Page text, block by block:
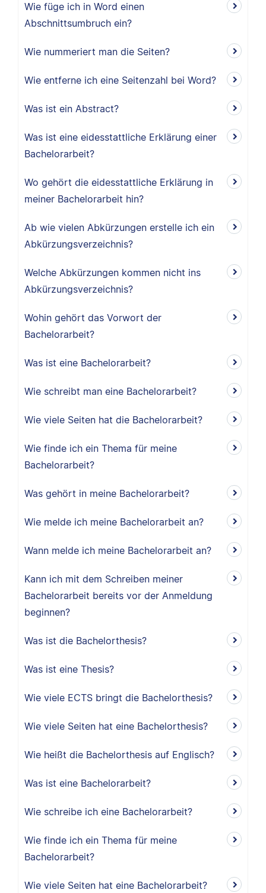
Wie füge ich in Word einen
Abschnittsumbruch ein?
Wie nummeriert man die Seiten?
Wie entferne ich eine Seitenzahl bei Word?
Was ist ein Abstract?
Was ist eine eidesstattliche Erklärung einer
Bachelorarbeit?
Wo gehört die eidesstattliche Erklärung in
meiner Bachelorarbeit hin?
Ab wie vielen Abkürzungen erstelle ich ein
Abkürzungsverzeichnis?
Welche Abkürzungen kommen nicht ins
Abkürzungsverzeichnis?
Wohin gehört das Vorwort der
Bachelorarbeit?
Was ist eine Bachelorarbeit?
Wie schreibt man eine Bachelorarbeit?
Wie viele Seiten hat die Bachelorarbeit?
Wie finde ich ein Thema für meine
Bachelorarbeit?
Was gehört in meine Bachelorarbeit?
Wie melde ich meine Bachelorarbeit an?
Wann melde ich meine Bachelorarbeit an?
Kann ich mit dem Schreiben meiner
Bachelorarbeit bereits vor der Anmeldung
beginnen?
Was ist die Bachelorthesis?
Was ist eine Thesis?
Wie viele ECTS bringt die Bachelorthesis?
Wie viele Seiten hat eine Bachelorthesis?
Wie heißt die Bachelorthesis auf Englisch?
Was ist eine Bachelorarbeit?
Wie schreibe ich eine Bachelorarbeit?
Wie finde ich ein Thema für meine
Bachelorarbeit?
Wie viele Seiten hat eine Bachelorarbeit?